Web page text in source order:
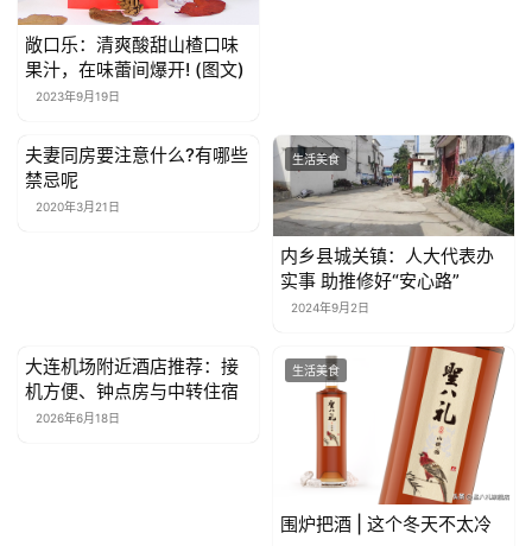
联
系
我
敞口乐：清爽酸甜山楂口味
果汁，在味蕾间爆开! (图文)
2023年9月19日
生活美食
夫妻同房要注意什么?有哪些
禁忌呢
2020年3月21日
生活美食
内乡县城关镇：人大代表办
实事 助推修好“安心路”
2024年9月2日
生活美食
大连机场附近酒店推荐：接
机方便、钟点房与中转住宿
2026年6月18日
生活美食
围炉把酒 | 这个冬天不太冷